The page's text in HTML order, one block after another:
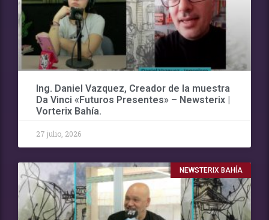
Ing. Daniel Vazquez, Creador de la muestra
Da Vinci «Futuros Presentes» – Newsterix |
Vorterix Bahía.
27 julio, 2026
NEWSTERIX BAHÍA